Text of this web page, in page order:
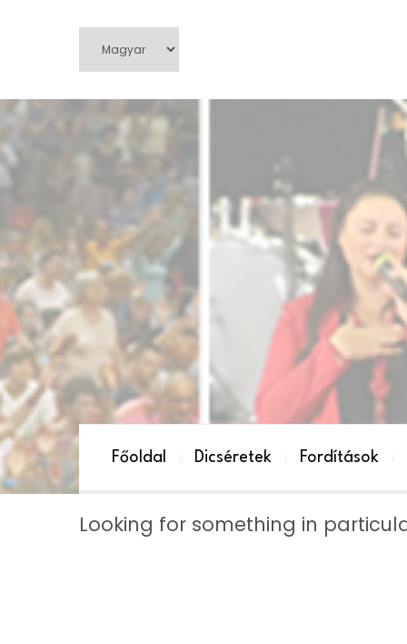
Főoldal Dicséretek Fordítások